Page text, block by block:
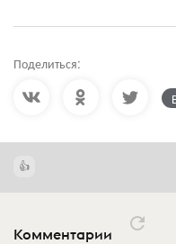
Поделиться:
Комментарии